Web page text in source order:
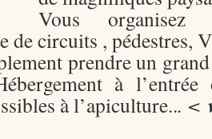
Vous
de circuits ,
prendre un
à
à l’apiculture... <